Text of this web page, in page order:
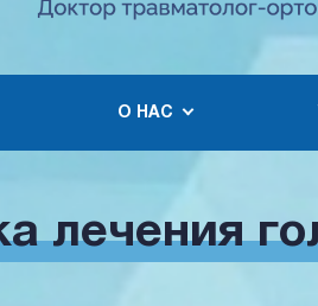
О НАС
лечения